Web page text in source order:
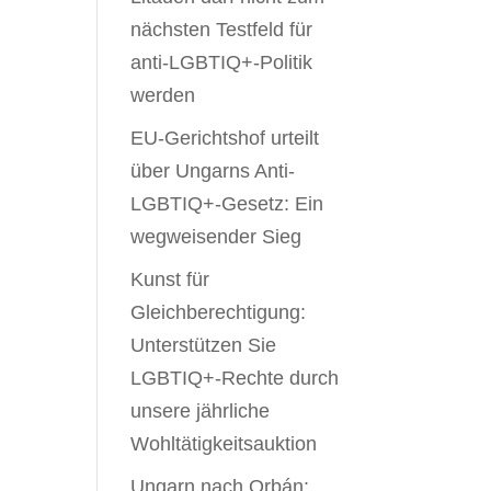
nächsten Testfeld für
anti-LGBTIQ+-Politik
werden
EU-Gerichtshof urteilt
über Ungarns Anti-
LGBTIQ+-Gesetz: Ein
wegweisender Sieg
Kunst für
Gleichberechtigung:
Unterstützen Sie
LGBTIQ+-Rechte durch
unsere jährliche
Wohltätigkeitsauktion
Ungarn nach Orbán: